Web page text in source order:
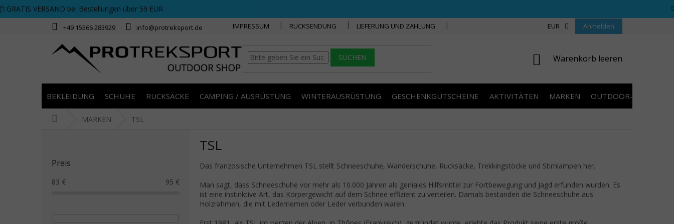
Zum Inhalt springen
GRATIS VERSAND bei Bestellungen über 59 EUR
+49 15566 283929 info@protreksport.de IMPRESSUM RÜCKSENDUNG LIEFERUNG UND ZAHLUNG ÜBER UNS COOKIES
EUR Anmelden
SUCHEN WARENKORB
Warenkorb leeren
BEKLEIDUNG SCHUHE RUCKSÄCKE CAMPING / AUSRÜSTUNG WINTERAUSRÜSTUNG GESCHENKGUTSCHEINE AKTIVITÄTEN MARKEN OUTDOOR-
StartseiteMARKEN TSL
Preis
83 € 95 €
TSL
Das französische Unternehmen TSL stellt Schneeschuhe, Wanderschuhe, Rucksäcke, Trekkingstöcke und Stirnlampen her.
Man sagt, dass Schneeschuhe vor mehr als 10.000 Jahren als geniales Hilfsmittel zur Fortbewegung und Jagd erfunden wurden. Es
ist eine instinktive Art, das Körpergewicht auf dem Schnee effizient zu verteilen. Damals bestanden die Schneeschuhe aus
Holzrahmen, die mit Lederriemen oder Leder verbunden waren.